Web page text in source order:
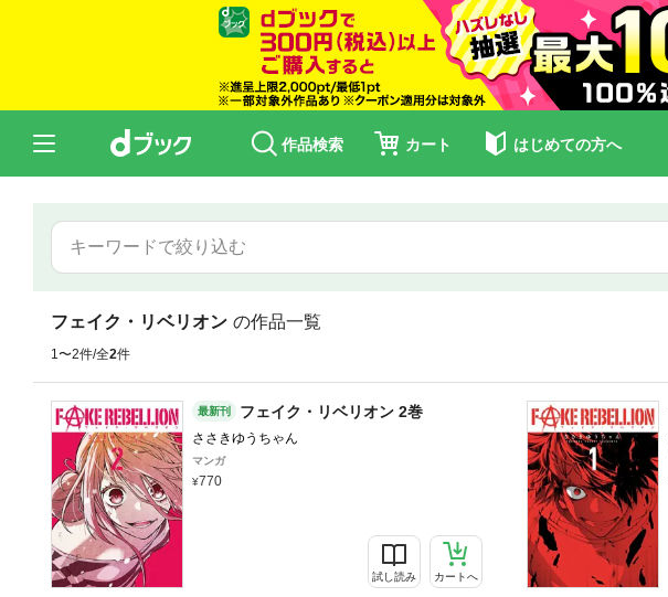
作品検索 カート はじめての方へ
フェイク・リベリオン の作品一覧
1〜2件/全2件
最新刊 フェイク・リベリオン 2巻
ささきゆうちゃん
マンガ
770
試し読み カートへ